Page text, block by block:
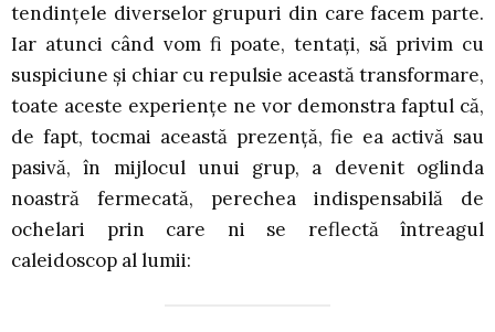
tendinţele diverselor grupuri din care facem parte.
Iar atunci când vom fi poate, tentaţi, să privim cu
suspiciune şi chiar cu repulsie această transformare,
toate aceste experienţe ne vor demonstra faptul că,
de fapt, tocmai această prezenţă, fie ea activă sau
pasivă, în mijlocul unui grup, a devenit oglinda
noastră fermecată, perechea indispensabilă de
ochelari prin care ni se reflectă întreagul
caleidoscop al lumii: